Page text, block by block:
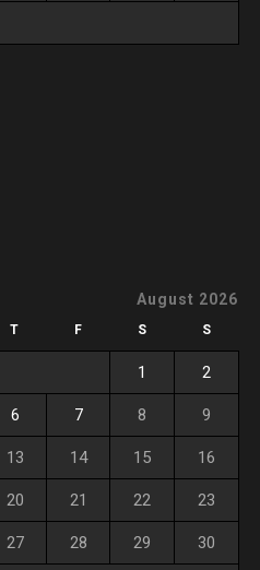
August 2026
T F S S
1 2
6 7 8 9
13 14 15 16
20 21 22 23
27 28 29 30